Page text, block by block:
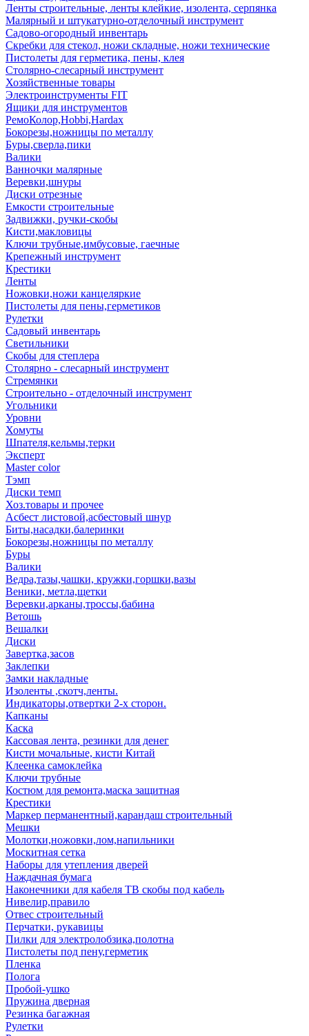
Ленты строительные, ленты клейкие, изолента, серпянка
Малярный и штукатурно-отделочный инструмент
Садово-огородный инвентарь
Скребки для стекол, ножи складные, ножи технические
Пистолеты для герметика, пены, клея
Столярно-слесарный инструмент
Хозяйственные товары
Электроинструменты FIT
Ящики для инструментов
РемоКолор,Hobbi,Hardax
Бокорезы,ножницы по металлу
Буры,сверла,пики
Валики
Ванночки малярные
Веревки,шнуры
Диски отрезные
Емкости строительные
Задвижки, ручки-скобы
Кисти,макловицы
Ключи трубные,имбусовые, гаечные
Крепежный инструмент
Крестики
Ленты
Ножовки,ножи канцеляркие
Пистолеты для пены,герметиков
Рулетки
Садовый инвентарь
Светильники
Скобы для степлера
Столярно - слесарный инструмент
Стремянки
Строительно - отделочный инструмент
Угольники
Уровни
Хомуты
Шпателя,кельмы,терки
Эксперт
Master color
Тэмп
Диски темп
Хоз.товары и прочее
Асбест листовой,асбестовый шнур
Биты,насадки,балеринки
Бокорезы,ножницы по металлу
Буры
Валики
Ведра,тазы,чашки, кружки,горшки,вазы
Веники, метла,щетки
Веревки,арканы,троссы,бабина
Ветошь
Вешалки
Диски
Завертка,засов
Заклепки
Замки накладные
Изоленты ,скотч,ленты.
Индикаторы,отвертки 2-х сторон.
Капканы
Каска
Кассовая лента, резинки для денег
Кисти мочальные, кисти Китай
Клеенка самоклейка
Ключи трубные
Костюм для ремонта,маска защитная
Крестики
Маркер перманентный,карандаш строительный
Мешки
Молотки,ножовки,лом,напильники
Москитная сетка
Наборы для утепления дверей
Наждачная бумага
Наконечники для кабеля ТВ скобы под кабель
Нивелир,правило
Отвес строительный
Перчатки, рукавицы
Пилки для электролобзика,полотна
Пистолеты под пену,герметик
Пленка
Полога
Пробой-ушко
Пружина дверная
Резинка багажная
Рулетки